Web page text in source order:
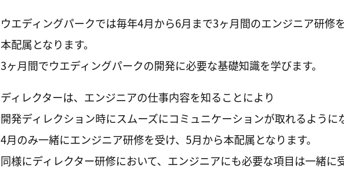
ウエディングパークでは毎年4月から6月まで3ヶ月間のエンジニア研修
本配属となります。
3ヶ月間でウエディングパークの開発に必要な基礎知識を学びます。
ディレクターは、エンジニアの仕事内容を知ることにより
開発ディレクション時にスムーズにコミュニケーションが取れるように
4月のみ一緒にエンジニア研修を受け、5月から本配属となります。
同様にディレクター研修において、エンジニアにも必要な項目は一緒に